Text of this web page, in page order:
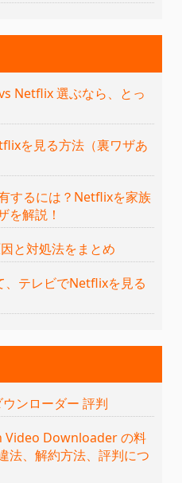
Netflix 選ぶなら、とっ
を見る方法（裏ワザあ
するには？Netflixを家族
を解説！
と対処法をまとめ
、テレビでNetflixを見る
ンローダー 評判
Video Downloader の料
法、解約方法、評判につ